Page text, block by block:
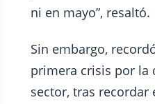
ni en mayo”, resaltó.
Sin embargo,
primera crisis por la
sector, tras recordar